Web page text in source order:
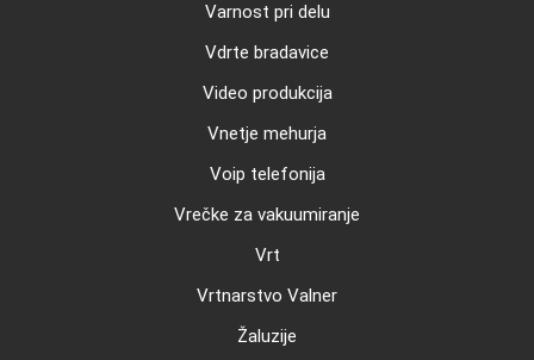
Varnost pri delu
Vdrte bradavice
Video produkcija
Vnetje mehurja
Voip telefonija
Vrečke za vakuumiranje
Vrt
Vrtnarstvo Valner
Žaluzije